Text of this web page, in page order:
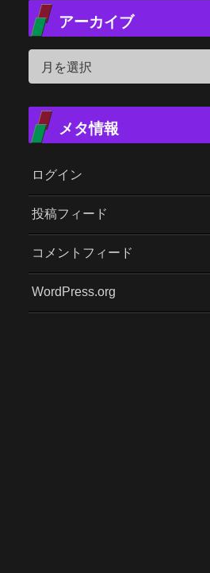
アーカイブ
メタ情報
ログイン
投稿フィード
コメントフィード
WordPress.org